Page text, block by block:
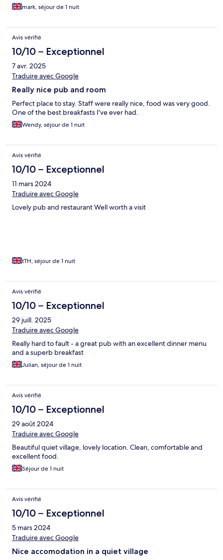
mark, séjour de 1 nuit
Avis vérifié
10/10 – Exceptionnel
7 avr. 2025
Traduire avec Google
Really nice pub and room
Perfect place to stay. Staff were really nice, food was very good.
One of the best breakfasts I've ever had.
Wendy, séjour de 1 nuit
Avis vérifié
10/10 – Exceptionnel
11 mars 2024
Traduire avec Google
Lovely pub and restaurant Well worth a visit
tTH, séjour de 1 nuit
Avis vérifié
10/10 – Exceptionnel
29 juill. 2025
Traduire avec Google
Really hard to fault - a great pub with an excellent dinner menu
and a superb breakfast
Julian, séjour de 1 nuit
Avis vérifié
10/10 – Exceptionnel
29 août 2024
Traduire avec Google
Beautiful quiet village, lovely location. Clean, comfortable and
excellent food.
Séjour de 1 nuit
Avis vérifié
10/10 – Exceptionnel
5 mars 2024
Traduire avec Google
Nice accomodation in a quiet village